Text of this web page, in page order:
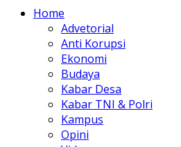
Home
Advetorial
Anti Korupsi
Ekonomi
Budaya
Kabar Desa
Kabar TNI & Polri
Kampus
Opini